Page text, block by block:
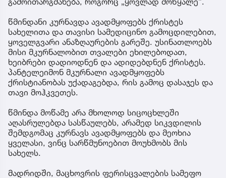
წმინდანი კურნავდა ავადმყოფებს ქრისტეს
სახელითა და თავისი სამედიცინო გამოცდილებით,
ყოველგვარი ანაზღაურების გარეშე. უსინათლოებს
მისი მკურნალობით თვალები ეხილებოდათ,
ხეიბრები დადიოდნენ და ადიდებდნენ ქრისტეს.
პანტელეიმონ მკურნალი ავადმყოფებს
ქრისტიანობას უქადაგებდა, რის გამოც დასაჯეს და
თავი მოჰკვეთეს.
წმინდა მოწამე არა მხოლოდ სიცოცხლეში
აღასრულებდა სასწაულებს, არამედ სიკვდილის
შემდგომაც კურნავს ავადმყოფებს და მეოხია
ყველასი, ვინც სარწმუნოებით მოუხმობს მის
სახელს.
მადრიდში, მაცხოვრის ფერისცვალების სამეფო